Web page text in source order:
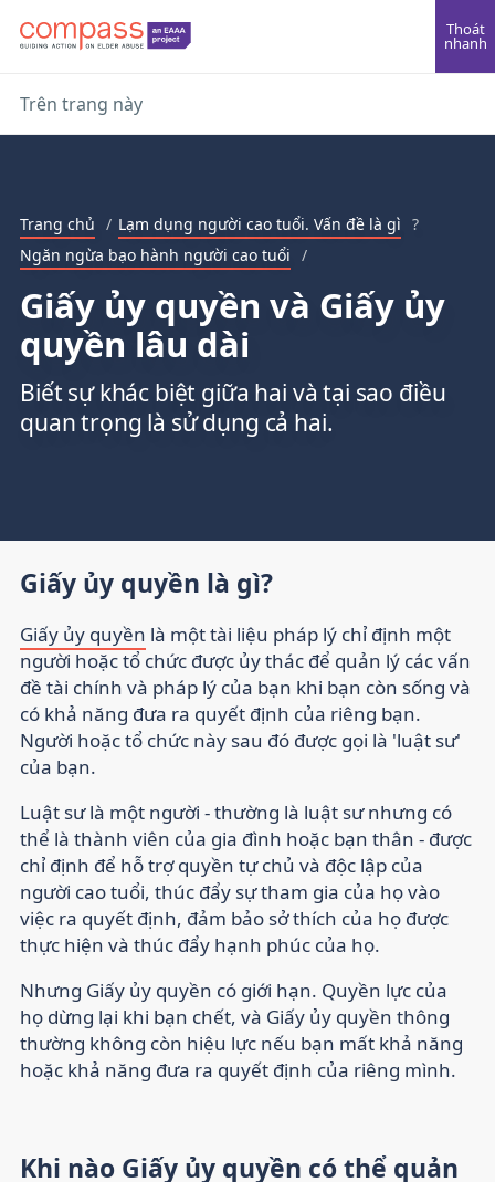
Thoát
nhanh
Trang chủ / Lạm dụng người cao tuổi. Vấn đề là gì ?
Ngăn ngừa bạo hành người cao tuổi /
Giấy ủy quyền và Giấy ủy
quyền lâu dài
Biết sự khác biệt giữa hai và tại sao điều
quan trọng là sử dụng cả hai.
Trên trang này
Giấy ủy quyền là gì?
Giấy ủy quyền là một tài liệu pháp lý chỉ định một
người hoặc tổ chức được ủy thác để quản lý các vấn
đề tài chính và pháp lý của bạn khi bạn còn sống và
có khả năng đưa ra quyết định của riêng bạn.
Người hoặc tổ chức này sau đó được gọi là 'luật sư'
của bạn.
Luật sư là một người - thường là luật sư nhưng có
thể là thành viên của gia đình hoặc bạn thân - được
chỉ định để hỗ trợ quyền tự chủ và độc lập của
người cao tuổi, thúc đẩy sự tham gia của họ vào
việc ra quyết định, đảm bảo sở thích của họ được
thực hiện và thúc đẩy hạnh phúc của họ.
Nhưng Giấy ủy quyền có giới hạn. Quyền lực của
họ dừng lại khi bạn chết, và Giấy ủy quyền thông
thường không còn hiệu lực nếu bạn mất khả năng
hoặc khả năng đưa ra quyết định của riêng mình.
Khi nào Giấy ủy quyền có thể quản